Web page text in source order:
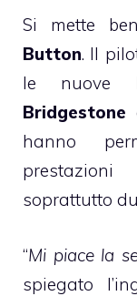
Si mette
Button. Il
le nuove
Bridgestone
hanno
soprattutto
“Mi piace la
spiegato